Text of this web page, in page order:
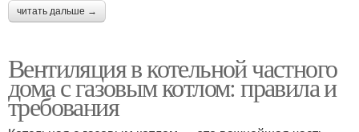
читать дальше →
Вентиляция в котельной частного
дома с газовым котлом: правила и
требования